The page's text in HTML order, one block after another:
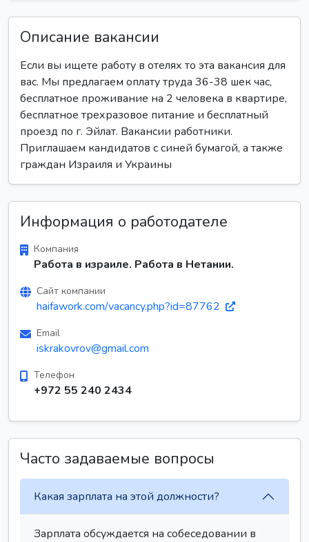
Описание вакансии
Если вы ищете работу в отелях то эта вакансия для
вас. Мы предлагаем оплату труда 36-38 шек час,
бесплатное проживание на 2 человека в квартире,
бесплатное трехразовое питание и бесплатный
проезд по г. Эйлат. Вакансии работники.
Приглашаем кандидатов с синей бумагой, а также
граждан Израиля и Украины
Информация о работодателе
Компания
Работа в израиле. Работа в Нетании.
Сайт компании
haifawork.com/vacancy.php?id=87762
Email
iskrakovrov@gmail.com
Телефон
+972 55 240 2434
Часто задаваемые вопросы
Какая зарплата на этой должности?
Зарплата обсуждается на собеседовании в